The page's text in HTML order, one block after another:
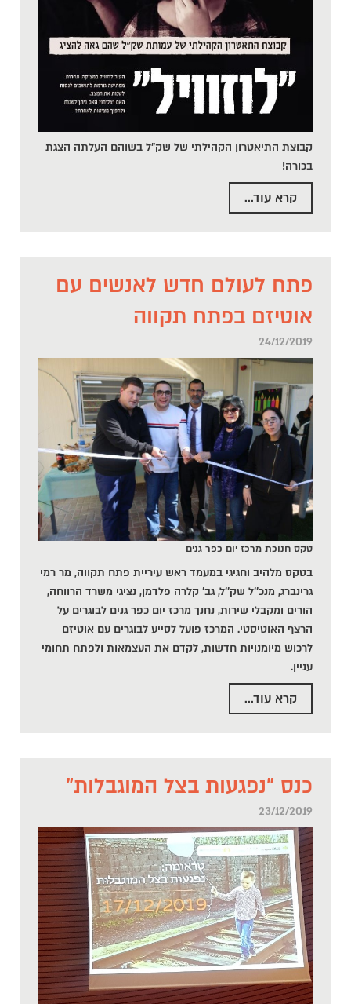
קבוצת התיאטרון הקהילתי של שק"ל בשוהם העלתה הצגת
בכורה!
קרא עוד...
פתח לעולם חדש לאנשים עם
אוטיזם בפתח תקווה
24/12/2019
טקס חנוכת מרכז יום כפר גנים
בטקס מלהיב וחגיגי במעמד ראש עיריית פתח תקווה, מר רמי
גרינברג, מנכ''ל שק''ל, גב' קלרה פלדמן, נציגי משרד הרווחה,
הורים ומקבלי שירות, נחנך מרכז יום כפר גנים לבוגרים על
הרצף האוטיסטי. המרכז פועל לסייע לבוגרים עם אוטיזם
לרכוש מיומנויות חדשות, לקדם את העצמאות ולפתח תחומי
עניין.
קרא עוד...
כנס "נפגעות בצל המוגבלות"
23/12/2019